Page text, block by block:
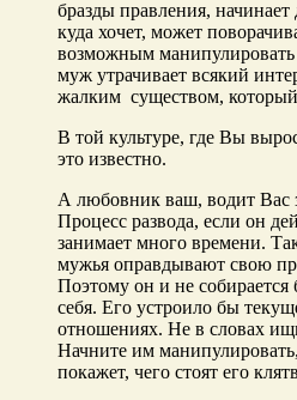
бразды правления,
куда хочет, может
возможным манипулировать
муж утрачивает всякий
жалким существом,
В той культуре, где Вы
это известно.
А любовник ваш, водит Вас
Процесс развода, если он
занимает много времени.
мужья оправдывают свою
Поэтому он и не собирается
себя. Его устроило бы
отношениях. Не в словах
Начните им
покажет, чего стоят его